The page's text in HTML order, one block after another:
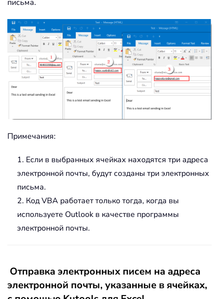
письма.
Примечания:
1. Если в выбранных ячейках находятся три адреса
электронной почты, будут созданы три электронных
письма.
2. Код VBA работает только тогда, когда вы
используете Outlook в качестве программы
электронной почты.
Отправка электронных писем на адреса
электронной почты, указанные в ячейках,